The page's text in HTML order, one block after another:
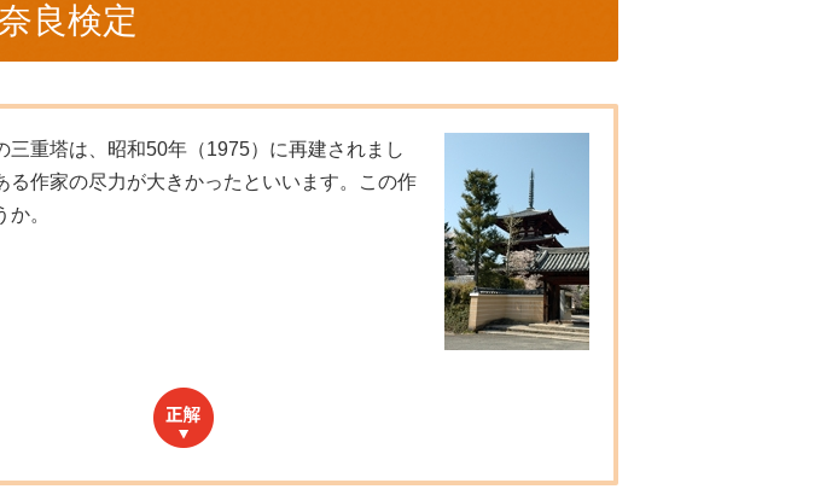
良検定
三重塔は、昭和50年（1975）に再建されまし
る作家の尽力が大きかったといいます。この作
。